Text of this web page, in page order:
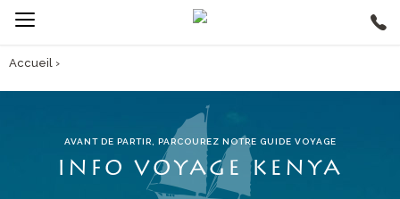
Accueil ›
AVANT DE PARTIR, PARCOUREZ NOTRE GUIDE VOYAGE
INFO VOYAGE KENYA